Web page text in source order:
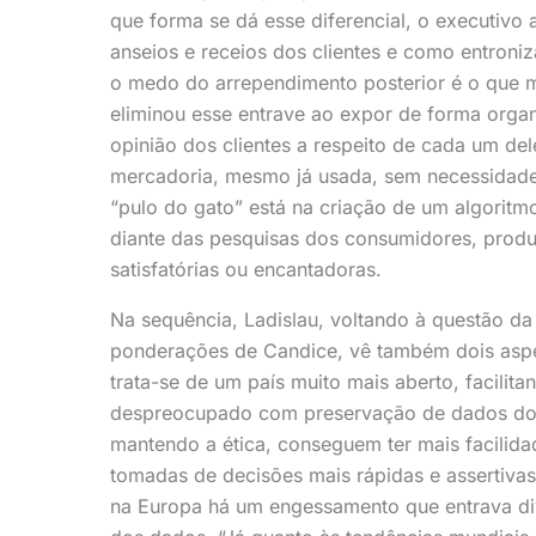
que forma se dá esse diferencial, o
anseios e receios dos clientes e como
o medo do arrependimento posterior é o que
eliminou esse entrave ao expor de forma
opinião dos clientes a respeito de cada um
mercadoria, mesmo já usada, sem
“pulo do gato” está na criação de um
diante das pesquisas dos consumidores,
satisfatórias ou encantadoras.
Na sequência, Ladislau, voltando à questão
ponderações de Candice, vê também dois
trata-se de um país muito mais aberto,
despreocupado com preservação de dados
mantendo a ética, conseguem ter mais
tomadas de decisões mais rápidas e
na Europa há um engessamento que entrava